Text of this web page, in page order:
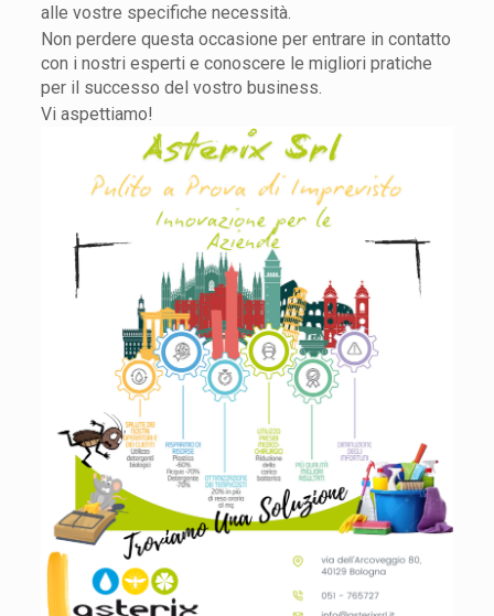
alle vostre specifiche necessità.
Non perdere questa occasione per entrare in contatto
con i nostri esperti e conoscere le migliori pratiche
per il successo del vostro business.
Vi aspettiamo!